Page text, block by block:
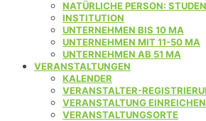
NATÜRLICHE PERSON:
INSTITUTION
UNTERNEHMEN BIS 10 MA
UNTERNEHMEN MIT 11-50 MA
UNTERNEHMEN AB 51 MA
VERANSTALTUNGEN
KALENDER
VERANSTALTER-
VERANSTALTUNG EINREICHEN
VERANSTALTUNGSORTE